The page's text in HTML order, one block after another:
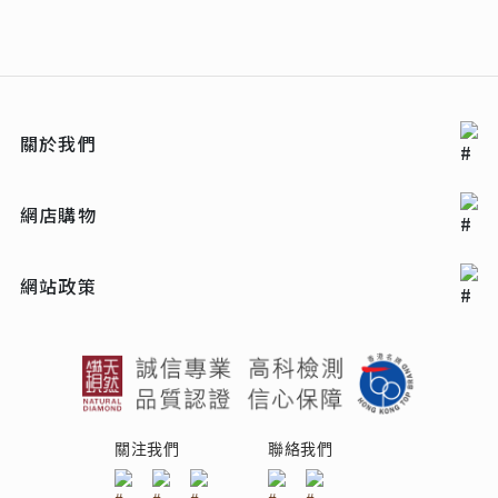
關於我們
網店購物
網站政策
關注我們 聯絡我們